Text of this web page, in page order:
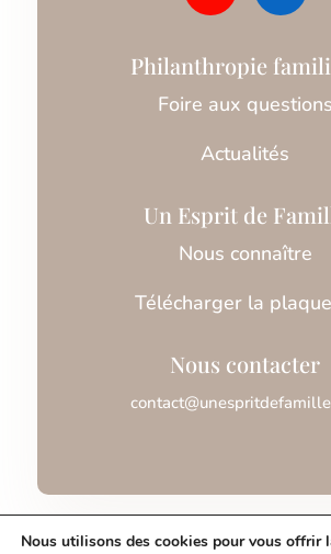
Philanthropie
Foire aux questions
Actualités
Un Esprit de
Nous connaître
Télécharger la
Nous contacter
Nous utilisons des cookies pour vous offrir